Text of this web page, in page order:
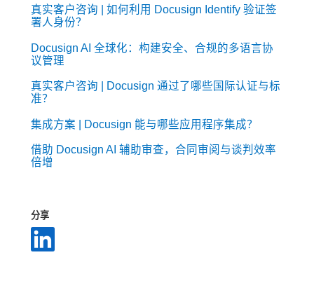
真实客户咨询 | 如何利用 Docusign Identify 验证签
署人身份？
Docusign AI 全球化：构建安全、合规的多语言协
议管理
真实客户咨询 | Docusign 通过了哪些国际认证与标
准？
集成方案 | Docusign 能与哪些应用程序集成？
借助 Docusign AI 辅助审查，合同审阅与谈判效率
倍增
分享